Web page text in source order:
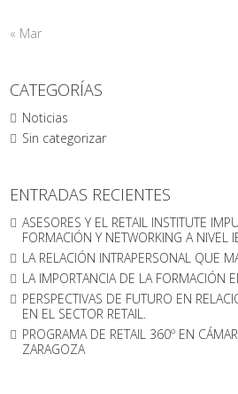
« Mar
CATEGORÍAS
Noticias
Sin categorizar
ENTRADAS RECIENTES
ASESORES Y EL RETAIL INSTITUTE
FORMACIÓN Y NETWORKING A NIVEL
LA RELACIÓN INTRAPERSONAL QUE
LA IMPORTANCIA DE LA FORMACIÓN
PERSPECTIVAS DE FUTURO EN
EN EL SECTOR RETAIL.
PROGRAMA DE RETAIL 360º EN
ZARAGOZA